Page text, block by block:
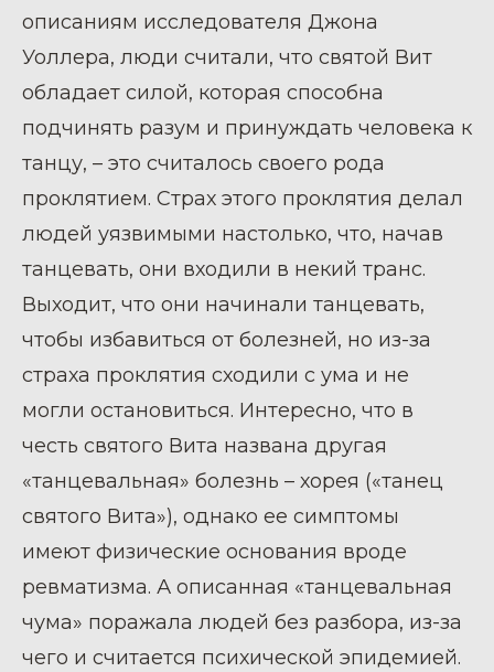
описаниям исследователя Джона
Уоллера, люди считали, что святой Вит
обладает силой, которая способна
подчинять разум и принуждать человека к
танцу, – это считалось своего рода
проклятием. Страх этого проклятия делал
людей уязвимыми настолько, что, начав
танцевать, они входили в некий транс.
Выходит, что они начинали танцевать,
чтобы избавиться от болезней, но из-за
страха проклятия сходили с ума и не
могли остановиться. Интересно, что в
честь святого Вита названа другая
«танцевальная» болезнь – хорея («танец
святого Вита»), однако ее симптомы
имеют физические основания вроде
ревматизма. А описанная «танцевальная
чума» поражала людей без разбора, из-за
чего и считается психической эпидемией.